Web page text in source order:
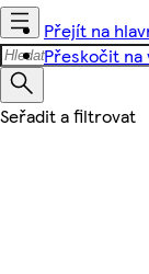
Přejít na
Přeskočit na